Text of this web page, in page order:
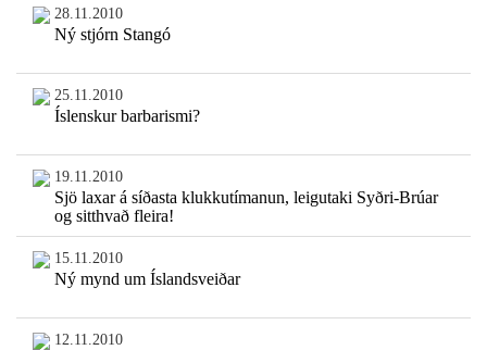
28.11.2010
Ný stjórn Stangó
25.11.2010
Íslenskur barbarismi?
19.11.2010
Sjö laxar á síðasta klukkutímanun, leigutaki Syðri-Brúar
og sitthvað fleira!
15.11.2010
Ný mynd um Íslandsveiðar
12.11.2010